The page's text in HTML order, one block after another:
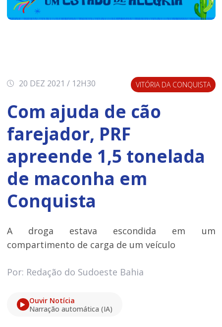
20 DEZ 2021 / 12H30 VITÓRIA DA CONQUISTA
Com ajuda de cão
farejador, PRF
apreende 1,5 tonelada
de maconha em
Conquista
A droga estava escondida em um
compartimento de carga de um veículo
Por: Redação do Sudoeste Bahia
Ouvir Notícia
Narração automática (IA)